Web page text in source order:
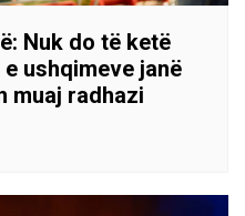
Nuk do të ketë
ushqimeve janë
muaj radhazi